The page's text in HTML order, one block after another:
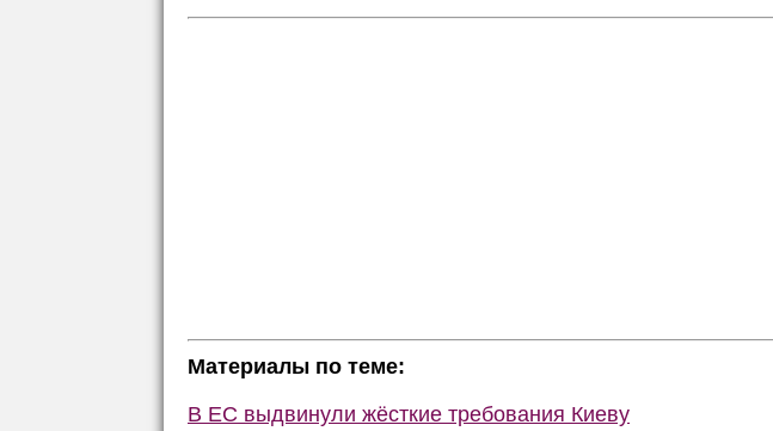
Материалы по теме:
В ЕС выдвинули жёсткие требования Киеву